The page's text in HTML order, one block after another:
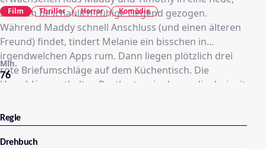
ziemlich beschaulich-ruhige Gegend gezogen.
Während Maddy schnell Anschluss (und einen älteren
Freund) findet, tindert Melanie ein bisschen in
irgendwelchen Apps rum. Dann liegen plötzlich drei
rote Briefumschläge auf dem Küchentisch. Die
Umschläge enthalten Postkarten, in denen die drei mit
eine bestimmte, ihnen zugeteilte Person aus der
Nachbarschaft töten. Tun sie es nicht, tut es die
ausgewählte Person in umgekehrter Richtung
76
Min.
Film Thriller Horror Komödie
Regie
Drehbuch